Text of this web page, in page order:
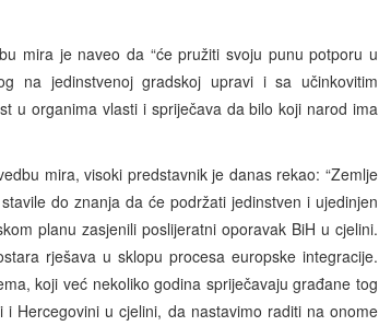
mira je naveo da “će pružiti svoju punu potporu u
na jedinstvenoj gradskoj upravi i sa učinkovitim
u organima vlasti i spriječava da bilo koji narod ima
mira, visoki predstavnik je danas rekao: “Zemlje
do znanja da će podržati jedinstven i ujedinjen
planu zasjenili poslijeratni oporavak BiH u cjelini.
rješava u sklopu procesa europske integracije.
koji već nekoliko godina spriječavaju građane tog
Hercegovini u cjelini, da nastavimo raditi na onome